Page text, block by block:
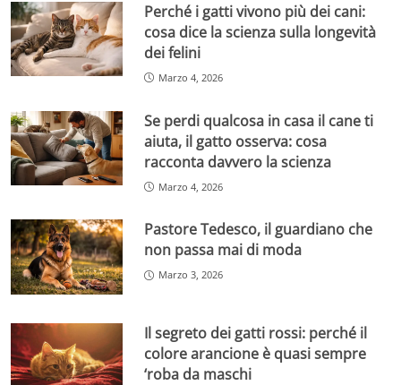
Perché i gatti vivono più dei cani:
cosa dice la scienza sulla longevità
dei felini
Marzo 4, 2026
Se perdi qualcosa in casa il cane ti
aiuta, il gatto osserva: cosa
racconta davvero la scienza
Marzo 4, 2026
Pastore Tedesco, il guardiano che
non passa mai di moda
Marzo 3, 2026
Il segreto dei gatti rossi: perché il
colore arancione è quasi sempre
‘roba da maschi